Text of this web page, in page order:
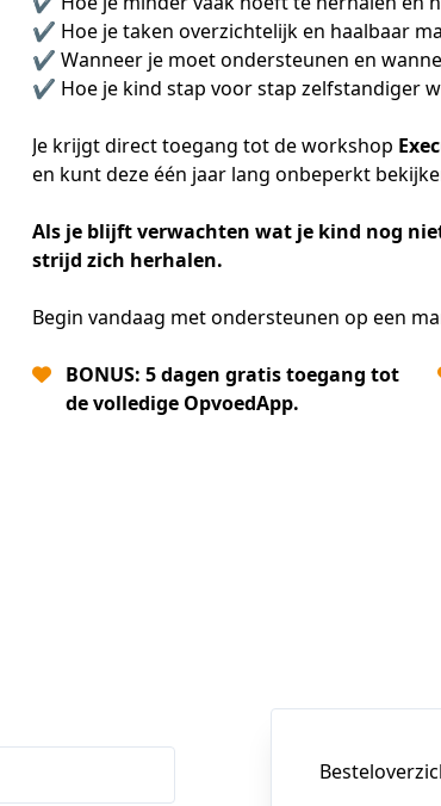
✔ Hoe je taken overzichtelijk en haalbaar
✔ Wanneer je moet ondersteunen en
✔ Hoe je kind stap voor stap zelfstandiger
Je krijgt direct toegang tot de workshop
en kunt deze één jaar lang onbeperkt
Als je blijft verwachten wat je kind nog
strijd zich herhalen.
Begin vandaag met ondersteunen op een
BONUS: 5 dagen gratis toegang tot
de volledige OpvoedApp.